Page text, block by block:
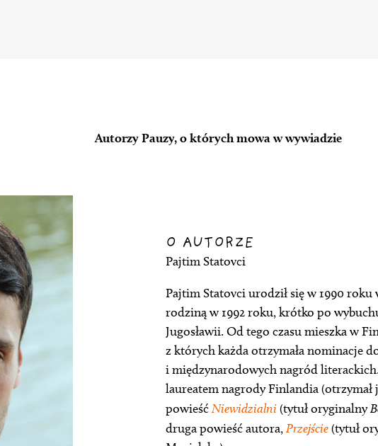
Autorzy Pauzy, o których mowa w wywiadzie
O AUTORZE
Pajtim Statovci
Pajtim Statovci urodził się w 1990 roku
rodziną w 1992 roku, krótko po
Jugosławii. Od tego czasu mieszka w
z których każda otrzymała nominacje
i międzynarodowych nagród
laureatem nagrody Finlandia (otrzymał
powieśćNiewidzialni(tytuł oryginalny
druga powieść autora,Przejście(tytuł